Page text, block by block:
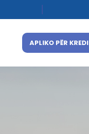
APLIKO PËR KREDI